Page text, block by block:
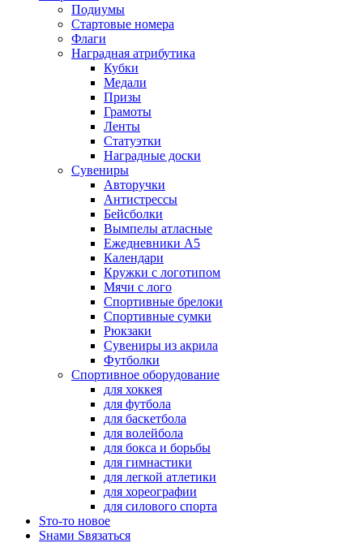
Подиумы
Стартовые номера
Флаги
Наградная атрибутика
Кубки
Медали
Призы
Грамоты
Ленты
Статуэтки
Наградные доски
Сувениры
Авторучки
Антистрессы
Бейсболки
Вымпелы атласные
Ежедневники А5
Календари
Кружки с логотипом
Мячи с лого
Спортивные брелоки
Спортивные сумки
Рюкзаки
Сувениры из акрила
Футболки
Спортивное оборудование
для хоккея
для футбола
для баскетбола
для волейбола
для бокса и борьбы
для гимнастики
для легкой атлетики
для хореографии
для силового спорта
Sто-то новое
Sнами Sвязаться